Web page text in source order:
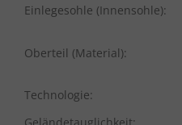
Einlegesohle (Innensohle):
Oberteil (Material):
Technologie: